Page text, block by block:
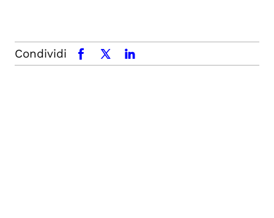
Condividi facebookx.comlinkedin